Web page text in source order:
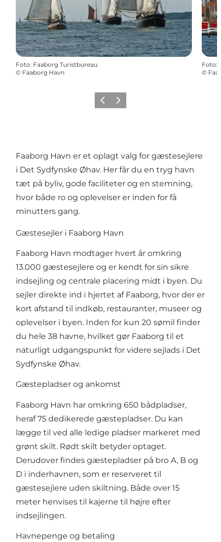
Foto: Faaborg Turistbureau
© Faaborg Havn
Foto:
©
Forrige billede
Næste billede
Faaborg Havn er et oplagt valg for gæstesejlere
i Det Sydfynske Øhav. Her får du en tryg havn
tæt på byliv, gode faciliteter og en stemning,
hvor både ro og oplevelser er inden for få
minutters gang.
Gæstesejler i Faaborg Havn
Faaborg Havn modtager hvert år omkring
13.000 gæstesejlere og er kendt for sin sikre
indsejling og centrale placering midt i byen. Du
sejler direkte ind i hjertet af Faaborg, hvor der er
kort afstand til indkøb, restauranter, museer og
oplevelser i byen. Inden for kun 20 sømil finder
du hele 38 havne, hvilket gør Faaborg til et
naturligt udgangspunkt for videre sejlads i Det
Sydfynske Øhav.
Gæstepladser og ankomst
Faaborg Havn har omkring 650 bådpladser,
heraf 75 dedikerede gæstepladser. Du kan
lægge til ved alle ledige pladser markeret med
grønt skilt. Rødt skilt betyder optaget.
Derudover findes gæstepladser på bro A, B og
D i inderhavnen, som er reserveret til
gæstesejlere uden skiltning. Både over 15
meter henvises til kajerne til højre efter
indsejlingen.
Havnepenge og betaling